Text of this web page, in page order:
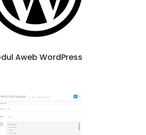
Aweb WordPress